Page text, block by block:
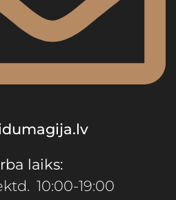
laiks:
10:00-19:00